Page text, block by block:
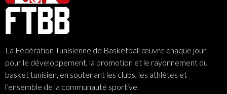
La Fédération Tunisienne de Basketball œuvre chaque jour
pour le développement, la promotion et le rayonnement du
basket tunisien, en soutenant les clubs, les athlètes et
l’ensemble de la communauté sportive.